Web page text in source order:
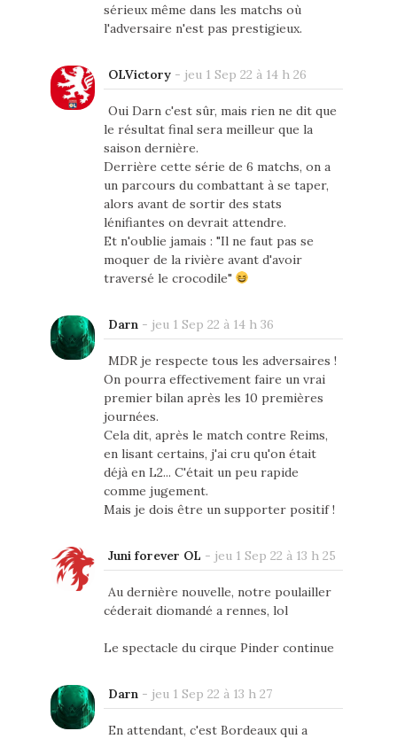
sérieux même dans les matchs où
l'adversaire n'est pas prestigieux.
OLVictory- jeu 1 Sep 22 à 14 h 26
Oui Darn c'est sûr, mais rien ne dit que
le résultat final sera meilleur que la
saison dernière.
Derrière cette série de 6 matchs, on a
un parcours du combattant à se taper,
alors avant de sortir des stats
lénifiantes on devrait attendre.
Et n'oublie jamais : "Il ne faut pas se
moquer de la rivière avant d'avoir
traversé le crocodile"
Darn - jeu 1 Sep 22 à 14 h 36
MDR je respecte tous les adversaires !
On pourra effectivement faire un vrai
premier bilan après les 10 premières
journées.
Cela dit, après le match contre Reims,
en lisant certains, j'ai cru qu'on était
déjà en L2... C'était un peu rapide
comme jugement.
Mais je dois être un supporter positif !
Juni forever OL - jeu 1 Sep 22 à 13 h 25
Au dernière nouvelle, notre poulailler
céderait diomandé a rennes, lol
Le spectacle du cirque Pinder continue
Darn - jeu 1 Sep 22 à 13 h 27
En attendant, c'est Bordeaux qui a